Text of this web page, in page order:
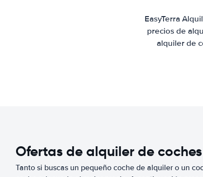
EasyTerra
precios de
alquiler de
Ofertas de alquiler de
Tanto si buscas un pequeño coche de alquiler o un